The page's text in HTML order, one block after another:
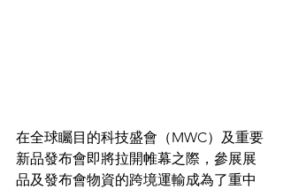
在全球矚目的科技盛會（MWC）及重要
新品發布會即將拉開帷幕之際，參展展
品及發布會物資的跨境運輸成為了重中